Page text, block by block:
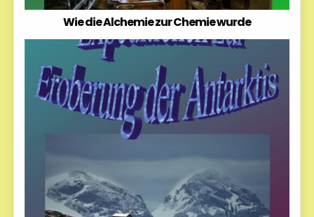
Wie die Alchemie zur Chemie wurde